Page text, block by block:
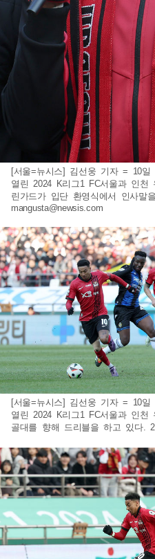
[서울=뉴시스] 김선웅 기자 = 10일
열린 2024 K리그1 FC서울과 인
린가드가 입단 환영식에서 인사말
mangusta@newsis.com
[서울=뉴시스] 김선웅 기자 = 10일
열린 2024 K리그1 FC서울과 인천
골대를 향해 드리블을 하고 있다.